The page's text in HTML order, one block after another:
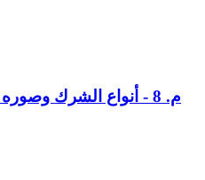
م. 8 - أنواع الشرك